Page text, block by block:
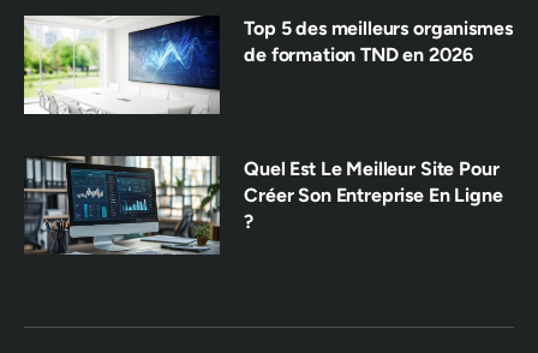
Top 5 des meilleurs organismes
de formation TND en 2026
Quel Est Le Meilleur Site Pour
Créer Son Entreprise En Ligne
?